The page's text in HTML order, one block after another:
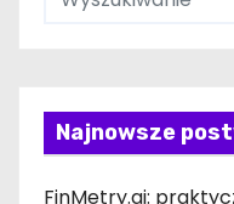
Najnowsze
FinMetry.ai: